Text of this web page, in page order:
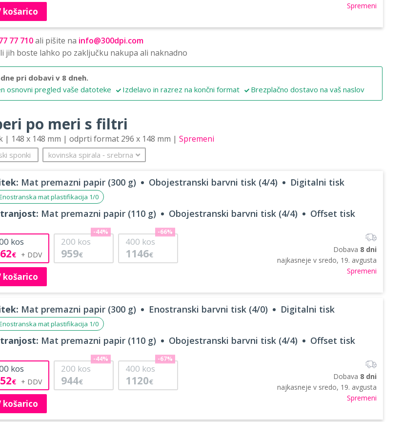
košarico
Spremeni
77 710ali pišite na info@300dpi.com
jih boste lahko po zaključku nakupa ali naknadno
pri dobavi v 8 dneh.
osnovni pregled vaše datoteke Izdelavo in razrez na končni format Brezplačno dostavo na vaš naslov
po meri s filtri
148 x 148 mm | odprti format 296 x 148 mm | Spremeni
sponki kovinska spirala ‐ srebrna
Mat premazni papir (300 g) Obojestranski barvni tisk (4/4) Digitalni tisk
mat plastifikacija 1/0
Mat premazni papir (110 g) Obojestranski barvni tisk (4/4) Offset tisk
kos
€
200 kos
959€
-44%
400 kos
1146€
-66%
košarico
Dobava 8 dni
najkasneje v sredo, 19. avgusta
Spremeni
Mat premazni papir (300 g) Enostranski barvni tisk (4/0) Digitalni tisk
mat plastifikacija 1/0
Mat premazni papir (110 g) Obojestranski barvni tisk (4/4) Offset tisk
kos
€
200 kos
944€
-44%
400 kos
1120€
-67%
košarico
Dobava 8 dni
najkasneje v sredo, 19. avgusta
Spremeni